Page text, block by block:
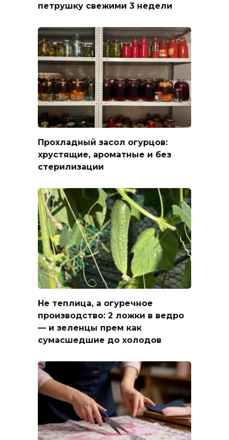
петрушку свежими 3 недели
Прохладный засол огурцов:
хрустящие, ароматные и без
стерилизации
Не теплица, а огуречное
производство: 2 ложки в ведро
— и зеленцы прем как
сумасшедшие до холодов